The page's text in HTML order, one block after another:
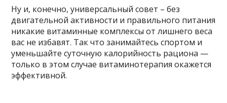
Ну и, конечно, универсальный совет – без
двигательной активности и правильного питания
никакие витаминные комплексы от лишнего веса
вас не избавят. Так что занимайтесь спортом и
уменьшайте суточную калорийность рациона —
только в этом случае витаминотерапия окажется
эффективной.